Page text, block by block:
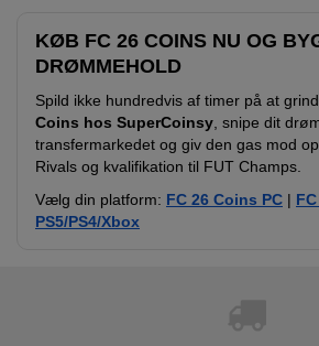
KØB FC 26 COINS NU OG
DRØMMEHOLD
Spild ikke hundredvis af timer på at
Coins hos SuperCoinsy , snipe dit
transfermarkedet og giv den gas mod
Rivals og kvalifikation til FUT Champs.
Vælg din platform: FC 26 Coins PC
PS5/PS4/Xbox